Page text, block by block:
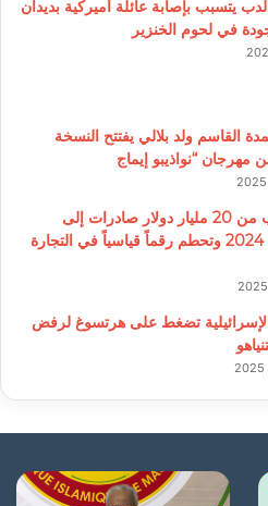
يتسبب بإصابة عائلة أميركية بديدان
في لحوم الخنزير
القاسم ولد بلالي يفتتح النسخة
مهرجان “نواذيبو إيماج
تركيا تقترب من 20 مليار دولار صادرات إلى
أفريقيا في 2024 وتحطم رقماً قياسياً في التجارة
تضغط على هرتسوغ لرفض